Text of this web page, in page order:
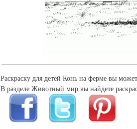
Раскраску для детей Конь на ферме вы
В разделе Животный мир вы найдете